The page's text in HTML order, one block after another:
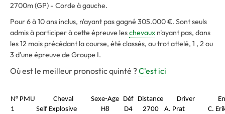
2700m (GP) - Corde à gauche.
Pour 6 à 10 ans inclus, n'ayant pas gagné 305.000 €. Sont seuls
admis à participer à cette épreuve leschevaux n'ayant pas, dans
les 12 mois précédant la course, été classés, au trot attelé, 1 , 2 ou
3 d'une épreuve de Groupe I.
Où est le meilleur pronostic quinté ?C'est ici
N° PMU Cheval Sexe-Age Déf Distance Driver
1
Self Explosive H8 D4 2700 A. Prat
C.